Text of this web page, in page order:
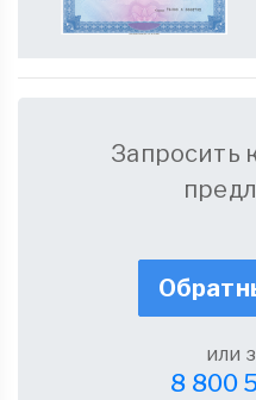
Запросить
или
8 800